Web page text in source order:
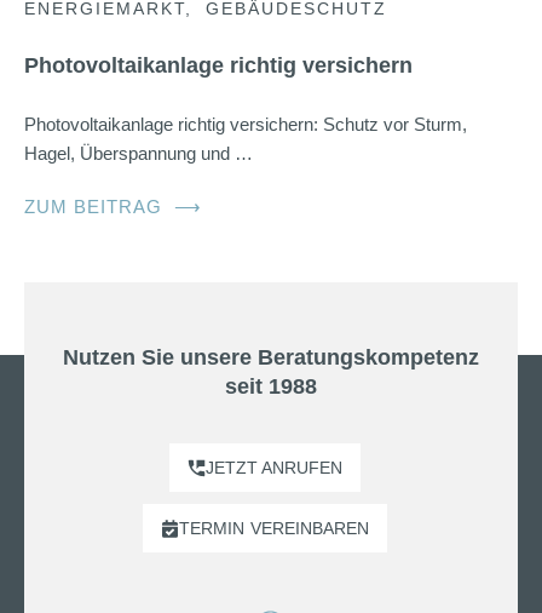
ENERGIEMARKT GEBÄUDESCHUTZ
Photovoltaikanlage richtig versichern
Photovoltaikanlage richtig versichern: Schutz vor Sturm,
Hagel, Überspannung und …
ZUM BEITRAG ⟶
Nutzen Sie unsere Beratungskompetenz
seit 1988
JETZT ANRUFEN
TERMIN VEREINBAREN